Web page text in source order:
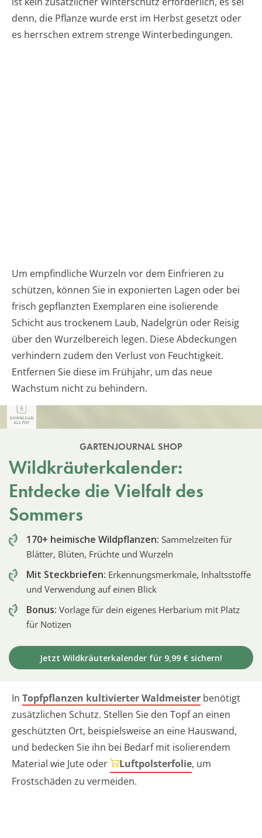
denn, die Pflanze wurde erst im Herbst gesetzt oder
es herrschen extrem strenge Winterbedingungen.
Um empfindliche Wurzeln vor dem Einfrieren zu
schützen, können Sie in exponierten Lagen oder bei
frisch gepflanzten Exemplaren eine isolierende
Schicht aus trockenem Laub, Nadelgrün oder Reisig
über den Wurzelbereich legen. Diese Abdeckungen
verhindern zudem den Verlust von Feuchtigkeit.
Entfernen Sie diese im Frühjahr, um das neue
Wachstum nicht zu behindern.
GARTENJOURNAL SHOP
Wildkräuterkalender:
Entdecke die Vielfalt des
Sommers
170+ heimische Wildpflanzen: Sammelzeiten für
Blätter, Blüten, Früchte und Wurzeln
Mit Steckbriefen: Erkennungsmerkmale, Inhaltsstoffe
und Verwendung auf einen Blick
Bonus: Vorlage für dein eigenes Herbarium mit Platz
für Notizen
Jetzt Wildkräuterkalender für 9,99 € sichern!
In Topfpflanzen kultivierter Waldmeister benötigt
zusätzlichen Schutz. Stellen Sie den Topf an einen
geschützten Ort, beispielsweise an eine Hauswand,
und bedecken Sie ihn bei Bedarf mit isolierendem
Material wie Jute oder
Luftpolsterfolie, um
Frostschäden zu vermeiden.